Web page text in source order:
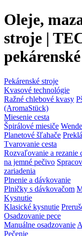
Oleje,
stroje |
Pekárenské stroje
Kvasové technológie
Ražné chlebové kvasy
(AromaStück)
Miesenie cesta
Špirálové miesiče
Planetové šľahače
Tvarovanie cesta
Rozvaľovanie a rezanie
na jemné pečivo
zariadenia
Plnenie a dávkovanie
Plničky s dávkovačom
Kysnutie
Klasické kysnutie
Osadzovanie pece
Manuálne osadzovanie
Pečenie